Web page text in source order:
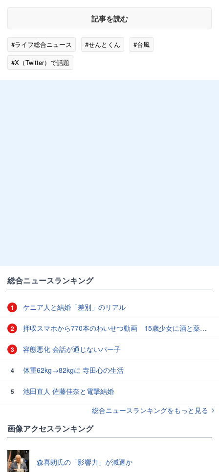
記事を読む
#ライフ総合ニュース #せんとくん
#台風
#X（Twitter）で話題
総合ニュースランキング
1 ケニア人と結婚「差別」のリアル
2 押収スマホから770本のわいせつ動画 15歳少女に酒と薬飲ませ性的暴行か 54歳男を再逮捕 「薬もありますよ」とSNSで誘い出し
3 容態悪化 会話が通じないパー子
4 体重62kg→82kgに 寺田心の生活
5
池田直人 佐藤佳奈と電撃結婚
総合ニュースランキングをもっと見る
画像アクセスランキング
森喜朗氏の「影響力」が減退か